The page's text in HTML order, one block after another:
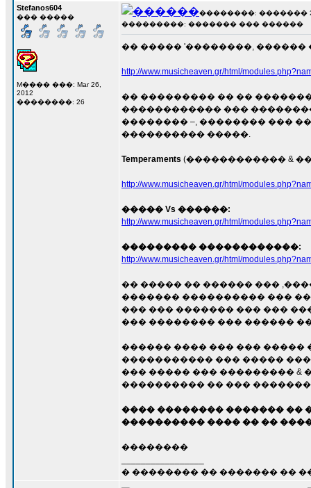
Stefanos604
��� �����
M���� ���: Mar 26,
2012
��������: 26
��������: ������� 2
���������: ������� ��� ������
�� ����� '��������, ������
http://www.musicheaven.gr/html/
�� ��������� �� ��
������������ ���
�������� –, �������� ���
���������� �����.
Temperaments (������������ &
http://www.musicheaven.gr/html/
����� Vs ������:
http://www.musicheaven.gr/html/
��������� ������������:
http://www.musicheaven.gr/html/
�� ����� �� ������ ���
������� ���������� ���
��� ��� ������� ��� ���
��� �������� ��� ������
������ ���� ��� ��� �����
����������� ��� �����
��� ����� ��� ���������
���������� �� ���
���� �������� ������� ��
���������� ���� �� ��
��������
� �������� �� ������� ��